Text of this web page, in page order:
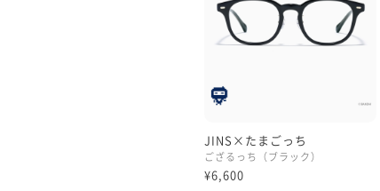
JINS×たまごっち
ござるっち（ブラック）
¥6,600